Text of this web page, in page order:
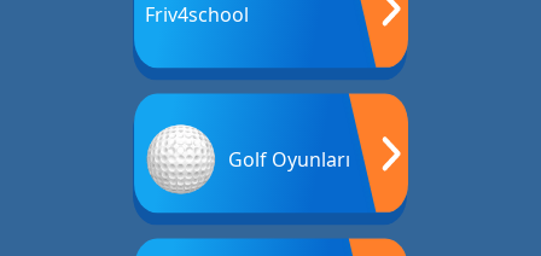
Friv4school
Golf Oyunları